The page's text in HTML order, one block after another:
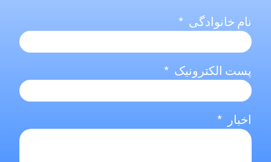
نام خانوادگی
پست الکترونیک
اخبار